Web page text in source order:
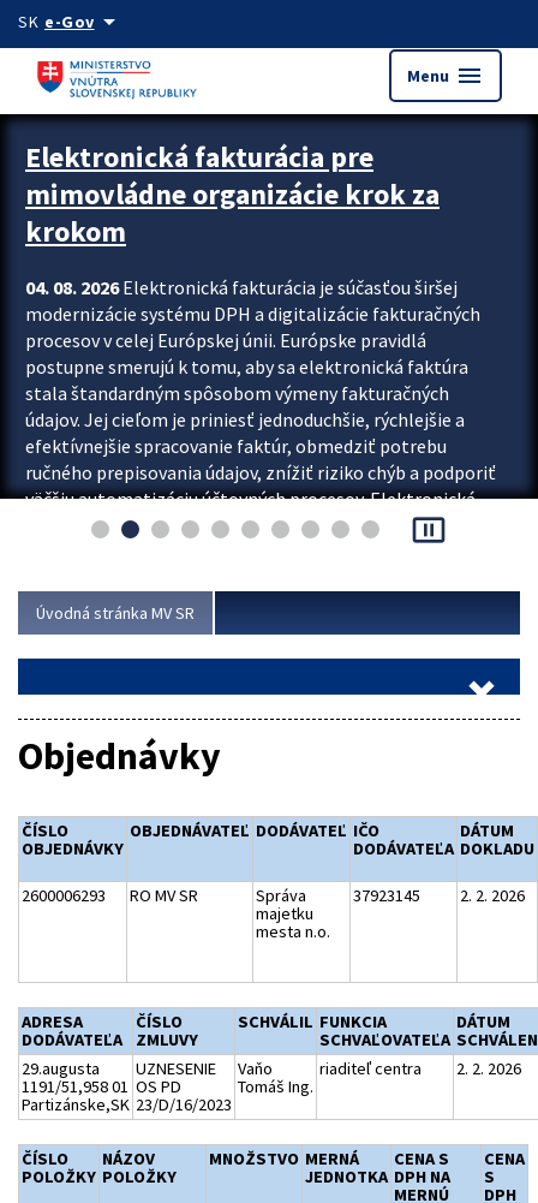
Preskocit na hlavný obsah
SK e-Govarrow_drop_down
Menu menu
Zastavit automatický posun upútavok
Elektronická fakturácia pre
mimovládne organizácie krok za
krokom
04. 08. 2026Elektronická fakturácia je súčasťou širšej
modernizácie systému DPH a digitalizácie fakturačných
procesov v celej Európskej únii. Európske pravidlá
postupne smerujú k tomu, aby sa elektronická faktúra
stala štandardným spôsobom výmeny fakturačných
údajov. Jej cieľom je priniesť jednoduchšie, rýchlejšie a
efektívnejšie spracovanie faktúr, obmedziť potrebu
ručného prepisovania údajov, znížiť riziko chýb a podporiť
väčšiu automatizáciu účtovných procesov. Elektronická
fakturácia preto nepredstavuje...
pause_presentation
Úvodná stránka MV SR
Objednávky
ČÍSLO
OBJEDNÁVKY
OBJEDNÁVATEĽ DODÁVATEĽ IČO
DODÁVATEĽA
DÁTUM
DOKLADU
2600006293 RO MV SR
Správa
majetku
mesta n.o.
37923145 2. 2. 2026
ADRESA
DODÁVATEĽA
ČÍSLO
ZMLUVY
SCHVÁLIL FUNKCIA
SCHVAĽOVATEĽA
DÁTUM
29.augusta
1191/51,958 01
Partizánske,SK
UZNESENIE
OS PD
23/D/16/2023
Vaňo
Tomáš Ing.
riaditeľ centra 2. 2. 2026
ČÍSLO
POLOŽKY
NÁZOV
POLOŽKY
MNOŽSTVO MERNÁ
JEDNOTKA
CENA S
DPH NA
MERNÚ
CENA
S
DPH